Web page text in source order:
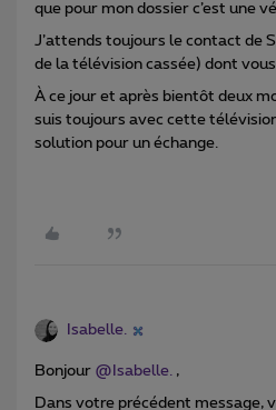
que pour mon dossier c’est une
J’attends toujours le contact de
de la télévision cassée) dont
À ce jour et après bientôt deux
suis toujours avec cette
solution pour un échange.
Isabelle.
Bonjour ​ @Isabelle. ,
Dans votre précédent message,